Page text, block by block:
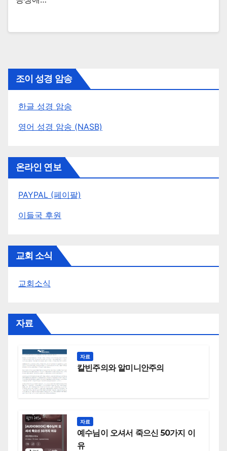
조이 성경 암송
한글 성경 암송
영어 성경 암송 (NASB)
온라인 연보
PAYPAL (페이팔)
이들국 후원
교회 소식
교회소식
자료
자료
칼빈주의와 알미니안주의
자료
예수님이 오셔서 죽으신 50가지 이
유